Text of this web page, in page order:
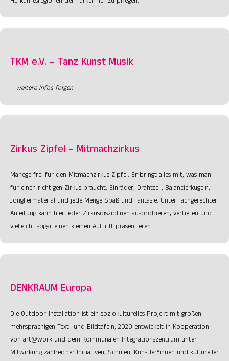
Herkunftsregionen der Türkei hier zu pflegen.
TKM e.V. – Tanz Kunst Musik
– weitere Infos folgen –
Zirkus Zipfel – Mitmachzirkus
Manege frei für den Mitmachzirkus Zipfel. Er bringt alles mit, was man
für einen richtigen Zirkus braucht: Einräder, Drahtseil, Balancierkugeln,
Jongliermaterial und jede Menge Spaß und Fantasie. Unter fachgerechter
Anleitung kann hier jeder Zirkusdisziplinen ausprobieren, vertiefen und
vielleicht sogar einen kleinen Auftritt präsentieren.
DENKRAUM Europa
Die Outdoor-Installation ist ein soziokulturelles Projekt mit großen
mehrsprachigen Text- und Bildtafeln, 2020 entwickelt in Kooperation
von art@work und dem Kommunalen Integrationszentrum unter
Mitwirkung zahlreicher Initiativen, Schulen, Künstler*innen und kultureller